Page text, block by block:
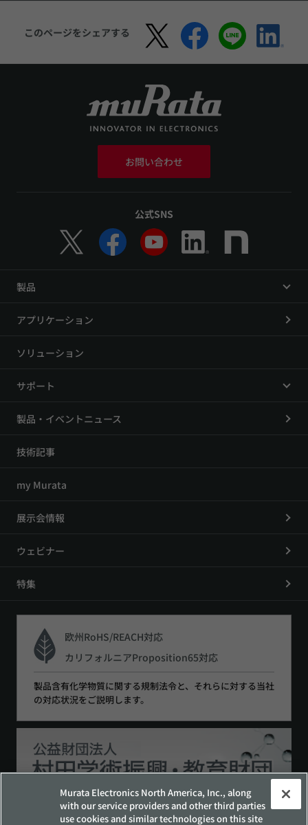
このページをシェアする
お問い合わせ
公式SNS
製品
アプリケーション
ソリューション
サポート
製品・イベントニュース
技術記事
my Murata
展示会情報
ウェビナー
特集
欧州RoHS/REACH対応
カリフォルニアProposition65対応
製品含有化学物質に関する規制法令と、それらに対する当社
の対応状況をご説明します。
Murata Electronics North America, Inc., along
with our service providers and other third parties
use cookies and similar technologies on this site